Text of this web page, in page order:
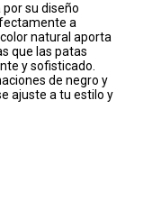
su diseño
a
natural aporta
que las patas
y sofisticado.
de negro y
ajuste a tu estilo y